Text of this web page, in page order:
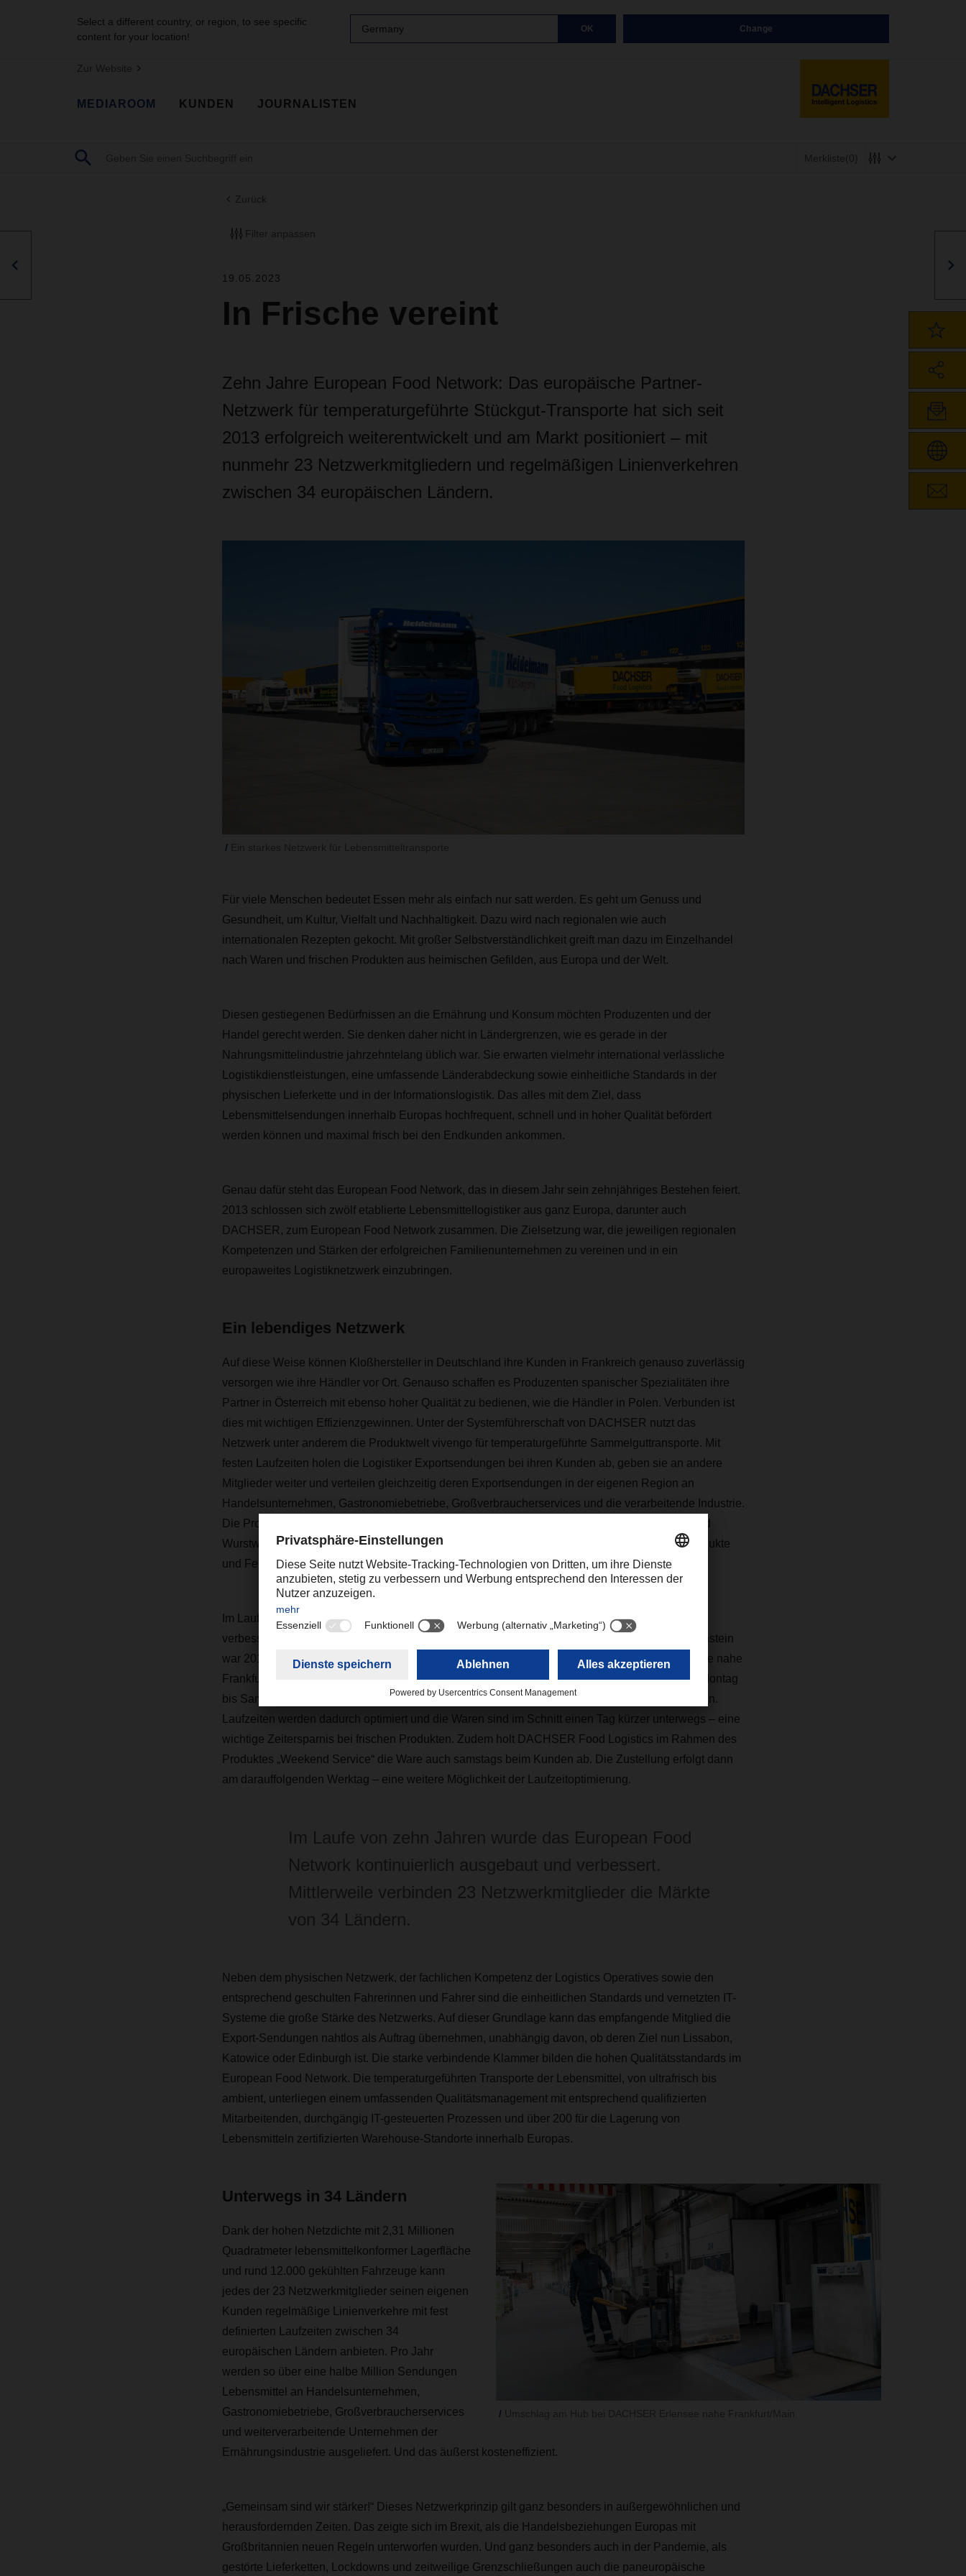
Select a different country, or region, to see specific
content for your location!
Germany OK Change
Zur Website
MEDIAROOM KUNDEN JOURNALISTEN
Merkliste(0)
Zurück
Filter anpassen
19.05.2023
In Frische vereint
Zehn Jahre European Food Network: Das europäische Partner-
Netzwerk für temperaturgeführte Stückgut-Transporte hat sich seit
2013 erfolgreich weiterentwickelt und am Markt positioniert – mit
nunmehr 23 Netzwerkmitgliedern und regelmäßigen Linienverkehren
zwischen 34 europäischen Ländern.
Für viele Menschen bedeutet Essen mehr als einfach nur satt werden. Es geht um Genuss und
Gesundheit, um Kultur, Vielfalt und Nachhaltigkeit. Dazu wird nach regionalen wie auch
internationalen Rezepten gekocht. Mit großer Selbstverständlichkeit greift man dazu im Einzelhandel
nach Waren und frischen Produkten aus heimischen Gefilden, aus Europa und der Welt.
Diesen gestiegenen Bedürfnissen an die Ernährung und Konsum möchten Produzenten und der
Handel gerecht werden. Sie denken daher nicht in Ländergrenzen, wie es gerade in der
Nahrungsmittelindustrie jahrzehntelang üblich war. Sie erwarten vielmehr international verlässliche
Logistikdienstleistungen, eine umfassende Länderabdeckung sowie einheitliche Standards in der
physischen Lieferkette und in der Informationslogistik. Das alles mit dem Ziel, dass
Lebensmittelsendungen innerhalb Europas hochfrequent, schnell und in hoher Qualität befördert
werden können und maximal frisch bei den Endkunden ankommen.
Genau dafür steht das European Food Network, das in diesem Jahr sein zehnjähriges Bestehen feiert.
2013 schlossen sich zwölf etablierte Lebensmittellogistiker aus ganz Europa, darunter auch
DACHSER, zum European Food Network zusammen. Die Zielsetzung war, die jeweiligen regionalen
Kompetenzen und Stärken der erfolgreichen Familienunternehmen zu vereinen und in ein
europaweites Logistiknetzwerk einzubringen.
Ein lebendiges Netzwerk
Auf diese Weise können Kloßhersteller in Deutschland ihre Kunden in Frankreich genauso zuverlässig
versorgen wie ihre Händler vor Ort. Genauso schaffen es Produzenten spanischer Spezialitäten ihre
Partner in Österreich mit ebenso hoher Qualität zu bedienen, wie die Händler in Polen. Verbunden ist
dies mit wichtigen Effizienzgewinnen. Unter der Systemführerschaft von DACHSER nutzt das
Netzwerk unter anderem die Produktwelt vivengo für temperaturgeführte Sammelguttransporte. Mit
festen Laufzeiten holen die Logistiker Exportsendungen bei ihren Kunden ab, geben sie an andere
Mitglieder weiter und verteilen gleichzeitig deren Exportsendungen in der eigenen Region an
Handelsunternehmen, Gastronomiebetriebe, Großverbraucherservices und die verarbeitende Industrie.
Die Produktpalette ist dabei groß und vielfältig. Transportiert werden unter anderem Fleisch- und
Wurstwaren, Molkereiprodukte, Wein und Spirituosen, Back- und Süßwaren, Convenience-Produkte
und Feinkost sowie Nährmittel.
Im Laufe von zehn Jahren wurde das European Food Network kontinuierlich ausgebaut und
verbessert. Mittlerweile verbinden 23 Netzwerkmitglieder die Märkte von 34 Ländern. Ein Meilenstein
war 2016 zudem die Inbetriebnahme des Europa-Hubs für Lebensmittel bei
DACHSER
Erlensee nahe
Frankfurt am Main. Mit seiner zentralen Lage im Rhein-Main-Gebiet und Umschlagbetrieb von Montag
bis Samstag ist der Hub eine wichtige Drehscheibe für transeuropäische Lebensmittelsendungen.
Laufzeiten werden dadurch optimiert und die Waren sind im Schnitt einen Tag kürzer unterwegs – eine
wichtige Zeitersparnis bei frischen Produkten. Zudem holt DACHSER​​​​​​​ Food Logistics im Rahmen des
Produktes „Weekend Service“ die Ware auch samstags beim Kunden ab. Die Zustellung erfolgt dann
am darauffolgenden Werktag – eine weitere Möglichkeit der Laufzeitoptimierung.
Im Laufe von zehn Jahren wurde das European Food
Network kontinuierlich ausgebaut und verbessert.
Mittlerweile verbinden 23 Netzwerkmitglieder die Märkte
von 34 Ländern.
Neben dem physischen Netzwerk, der fachlichen Kompetenz der Logistics Operatives sowie den
entsprechend geschulten Fahrerinnen und Fahrer sind die einheitlichen Standards und vernetzten IT-
Systeme die große Stärke des Netzwerks. Auf dieser Grundlage kann das empfangende Mitglied die
Export-Sendungen nahtlos als Auftrag übernehmen, unabhängig davon, ob deren Ziel nun Lissabon,
Katowice oder Edinburgh ist. Die starke verbindende Klammer bilden die hohen Qualitätsstandards im
European Food Network. Die temperaturgeführten Transporte der Lebensmittel, von ultrafrisch bis
ambient, unterliegen einem umfassenden Qualitätsmanagement mit entsprechend qualifizierten
Mitarbeitenden, durchgängig IT-gesteuerten Prozessen und über 200 für die Lagerung von
Lebensmitteln zertifizierten Warehouse-Standorte innerhalb Europas.
Unterwegs in 34 Ländern
Dank der hohen Netzdichte mit 2,31 Millionen
Quadratmeter lebensmittelkonformer Lagerfläche
und rund 12.000 gekühlten Fahrzeuge kann
jedes der 23 Netzwerkmitglieder seinen eigenen
Kunden regelmäßige Linienverkehre mit fest
definierten Laufzeiten zwischen 34
europäischen Ländern anbieten. Pro Jahr
werden so über eine halbe Million Sendungen
Lebensmittel an Handelsunternehmen,
Gastronomiebetriebe, Großverbraucherservices
und weiterverarbeitende Unternehmen der
Ernährungsindustrie ausgeliefert. Und das äußerst kosteneffizient.
„Gemeinsam sind wir stärker!“ Dieses Netzwerkprinzip gilt ganz besonders in außergewöhnlichen und
herausfordernden Zeiten. Das zeigte sich im Brexit, als die Handelsbeziehungen Europas mit
Großbritannien neuen Regeln unterworfen wurden. Und ganz besonders auch in der Pandemie, als
gestörte Lieferketten, Lockdowns und zeitweilige Grenzschließungen auch die paneuropäische